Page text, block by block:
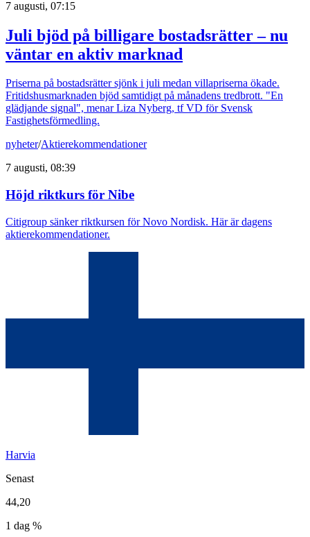
7 augusti, 07:15
Juli bjöd på billigare bostadsrätter – nu
väntar en aktiv marknad
Priserna på bostadsrätter sjönk i juli medan villapriserna ökade.
Fritidshusmarknaden bjöd samtidigt på månadens tredbrott. "En
glädjande signal", menar Liza Nyberg, tf VD för Svensk
Fastighetsförmedling.
nyheter/Aktierekommendationer
7 augusti, 08:39
Höjd riktkurs för Nibe
Citigroup sänker riktkursen för Novo Nordisk. Här är dagens
aktierekommendationer.
Harvia
Senast
44,20
1 dag %